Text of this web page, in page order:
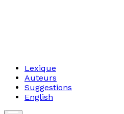
Lexique
Auteurs
Suggestions
English